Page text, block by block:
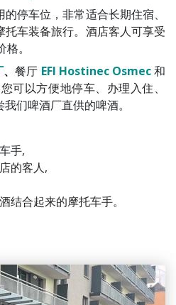
停车位，非常适合长期住宿、
车装备旅行。酒店客人可享受
。
、餐厅 EFI Hostinec Osmec和
可以方便地停车、办理入住、
们啤酒厂直供的啤酒。
手,
的客人,
结合起来的摩托车手。